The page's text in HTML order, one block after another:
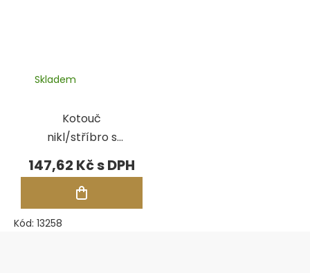
Kotouč
nikl/stříbro s
ocelovým
středem
Skladem
147,62 Kč
Kód: 13258